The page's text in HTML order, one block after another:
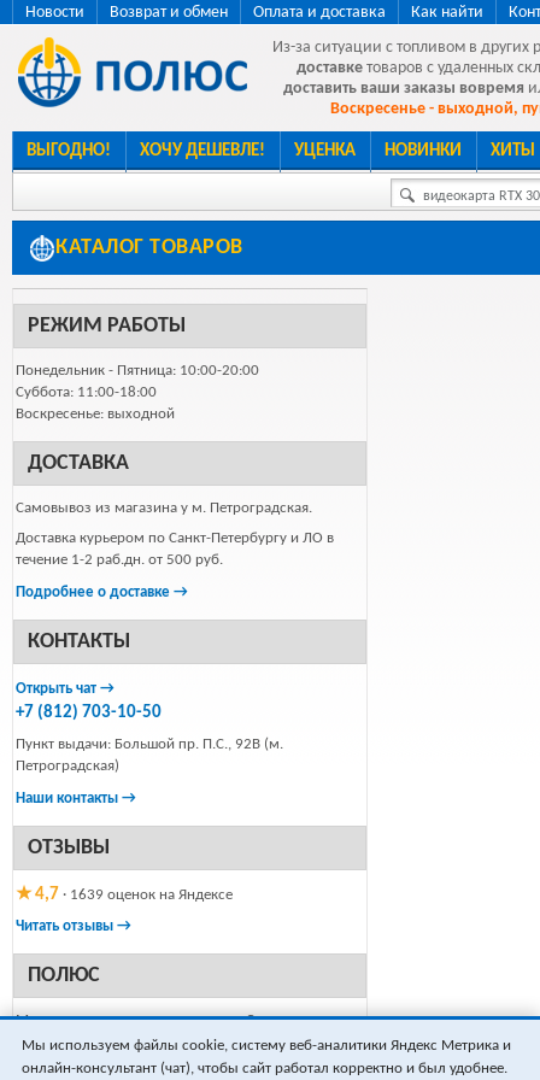
Новости Возврат и обмен Оплата и доставка Как найти
Из-за ситуации с топливом в других
доставке товаров с удаленных
доставить ваши заказы вовремя
Воскресенье - выходной,
ВЫГОДНО! ХОЧУ ДЕШЕВЛЕ! УЦЕНКА НОВИНКИ ХИТЫ
видеокарта RTX
КАТАЛОГ ТОВАРОВ
РЕЖИМ РАБОТЫ
Понедельник - Пятница: 10:00-20:00
Суббота: 11:00-18:00
Воскресенье: выходной
ДОСТАВКА
Самовывоз из магазина у м. Петроградская.
Доставка курьером по Санкт-Петербургу и ЛО в
течение 1-2 раб.дн. от 500 руб.
Подробнее о доставке →
КОНТАКТЫ
Открыть чат →
+7 (812) 703-10-50
Пункт выдачи: Большой пр. П.С., 92В (м.
Петроградская)
Наши контакты →
ОТЗЫВЫ
★ 4,7 · 1639 оценок на Яндексе
Читать отзывы →
ПОЛЮС
Магазин техники и электроники в Санкт-
Петербурге, работаем с 1999 года.
Только новый товар в заводской упаковке,
Мы используем файлы cookie, систему веб-аналитики Яндекс Метрика и
онлайн-консультант (чат), чтобы сайт работал корректно и был удобнее.